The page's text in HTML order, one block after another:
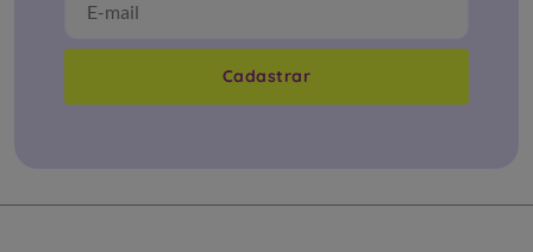
Cadastrar